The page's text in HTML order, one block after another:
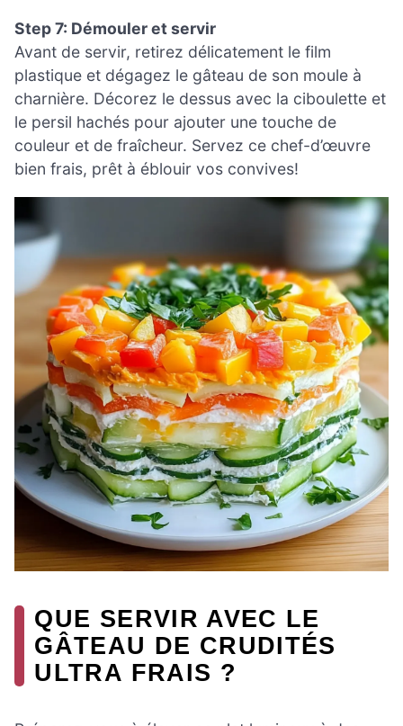
Step 7: Démouler et servir
Avant de servir, retirez délicatement le film
plastique et dégagez le gâteau de son moule à
charnière. Décorez le dessus avec la ciboulette et
le persil hachés pour ajouter une touche de
couleur et de fraîcheur. Servez ce chef-d’œuvre
bien frais, prêt à éblouir vos convives!
QUE SERVIR AVEC LE
GÂTEAU DE CRUDITÉS
ULTRA FRAIS ?